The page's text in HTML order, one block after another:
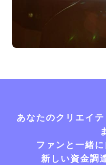
あなたのクリエイ
ファンと一緒
新しい資金調